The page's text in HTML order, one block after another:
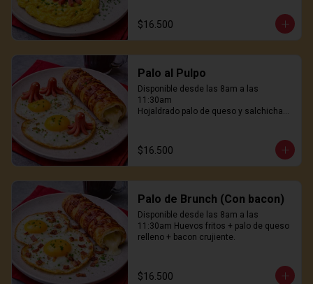
$16.500
Palo al Pulpo
Disponible desde las 8am a las
11:30am
Hojaldrado palo de queso y salchichas
$16.500
Palo de Brunch (Con bacon)
Disponible desde las 8am a las
11:30am Huevos fritos + palo de queso
relleno + bacon crujiente.
$16.500